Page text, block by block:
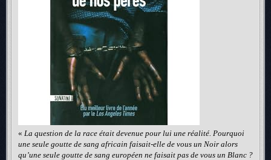
« La question de la race était devenue pour lui une réalité. Pourquoi
une seule goutte de sang africain faisait-elle de vous un Noir alors
qu’une seule goutte de sang européen ne faisait pas de vous un Blanc ?